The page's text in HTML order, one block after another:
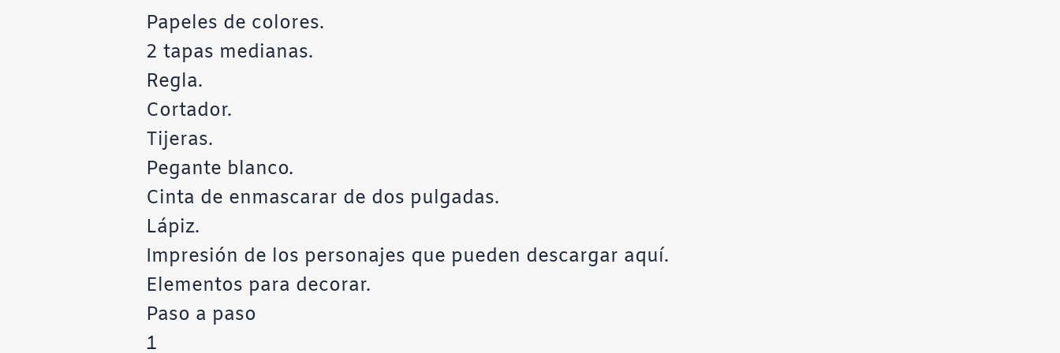
Papeles de colores.
2 tapas medianas.
Regla.
Cortador.
Tijeras.
Pegante blanco.
Cinta de enmascarar de dos pulgadas.
Lápiz.
Impresión de los personajes que pueden descargar aquí.
Elementos para decorar.
Paso a paso
1